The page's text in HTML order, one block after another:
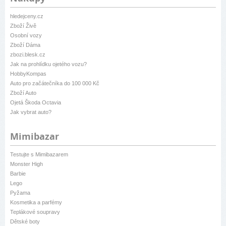
hledejceny.cz
Zboží Živě
Osobní vozy
Zboží Dáma
zbozi.blesk.cz
Jak na prohlídku ojetého vozu?
HobbyKompas
Auto pro začátečníka do 100 000 Kč
Zboží Auto
Ojetá Škoda Octavia
Jak vybrat auto?
Mimibazar
Testujte s Mimibazarem
Monster High
Barbie
Lego
Pyžama
Kosmetika a parfémy
Teplákové soupravy
Dětské boty